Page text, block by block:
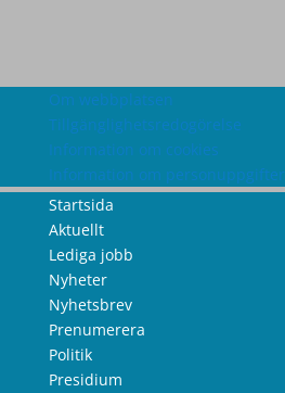
Om webbplatsen
Tillgänglighetsredogörelse
Information om cookies
Information om personuppgifter
Startsida
Aktuellt
Lediga jobb
Nyheter
Nyhetsbrev
Prenumerera
Politik
Presidium